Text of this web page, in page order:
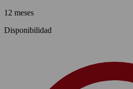
12 meses
Disponibilidad